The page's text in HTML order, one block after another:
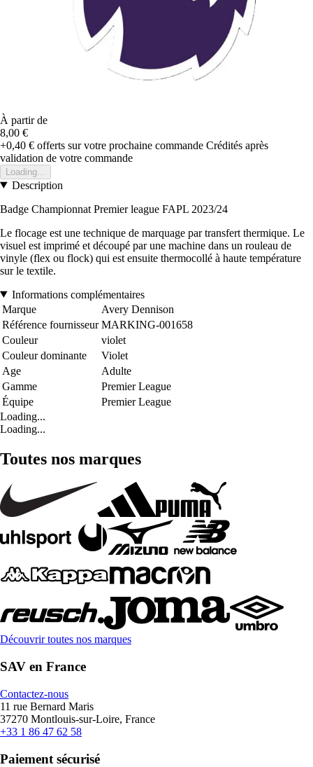
À partir de
8,00 €
+0,40 € offerts sur votre prochaine commande Crédités après
validation de votre commande
Loading...
Description
Badge Championnat Premier league FAPL 2023/24
Le flocage est une technique de marquage par transfert thermique. Le
visuel est imprimé et découpé par une machine dans un rouleau de
vinyle (flex ou flock) qui est ensuite thermocollé à haute température
sur le textile.
Informations complémentaires
Marque
Avery Dennison
Référence fournisseur MARKING-001658
Couleur
violet
Couleur dominante
Violet
Age
Adulte
Gamme
Premier League
Équipe
Premier League
Loading...
Loading...
Toutes nos marques
Découvrir toutes nos marques
SAV en France
Contactez-nous
11 rue Bernard Maris
37270 Montlouis-sur-Loire, France
+33 1 86 47 62 58
Paiement sécurisé